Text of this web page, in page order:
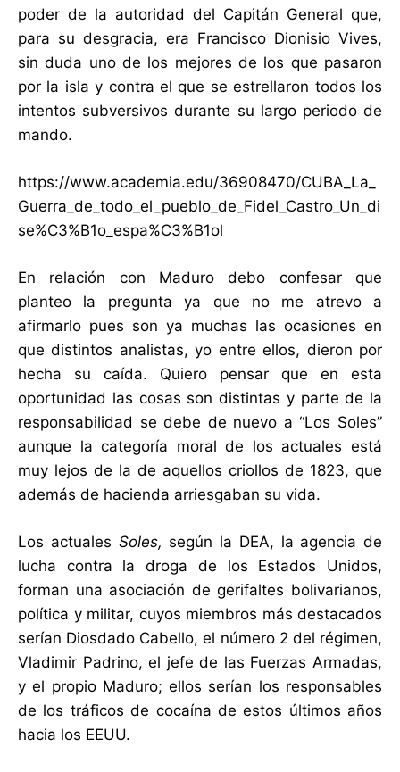
poder de la autoridad del Capitán General que,
para su desgracia, era Francisco Dionisio Vives,
sin duda uno de los mejores de los que pasaron
por la isla y contra el que se estrellaron todos los
intentos subversivos durante su largo periodo de
mando.
https://www.academia.edu/36908470/CUBA_La_
Guerra_de_todo_el_pueblo_de_Fidel_Castro_Un_di
se%C3%B1o_espa%C3%B1ol
En relación con Maduro debo confesar que
planteo la pregunta ya que no me atrevo a
afirmarlo pues son ya muchas las ocasiones en
que distintos analistas, yo entre ellos, dieron por
hecha su caída. Quiero pensar que en esta
oportunidad las cosas son distintas y parte de la
responsabilidad se debe de nuevo a “Los Soles”
aunque la categoría moral de los actuales está
muy lejos de la de aquellos criollos de 1823, que
además de hacienda arriesgaban su vida.
Los actuales Soles, según la DEA, la agencia de
lucha contra la droga de los Estados Unidos,
forman una asociación de gerifaltes bolivarianos,
política y militar, cuyos miembros más destacados
serían Diosdado Cabello, el número 2 del régimen,
Vladimir Padrino, el jefe de las Fuerzas Armadas,
y el propio Maduro; ellos serían los responsables
de los tráficos de cocaína de estos últimos años
hacia los EEUU.